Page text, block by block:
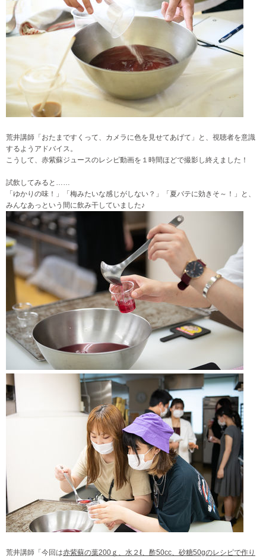
荒井講師「おたまですくって、カメラに色を見せてあげて」と、視聴者を意識
するようアドバイス。
こうして、赤紫蘇ジュースのレシピ動画を１時間ほどで撮影し終えました！
試飲してみると……
「ゆかりの味！」「梅みたいな感じがしない？」「夏バテに効きそ～！」と、
みんなあっという間に飲み干していました♪
荒井講師「今回は赤紫蘇の葉200ｇ、水２ℓ、酢50cc、砂糖50gのレシピで作り